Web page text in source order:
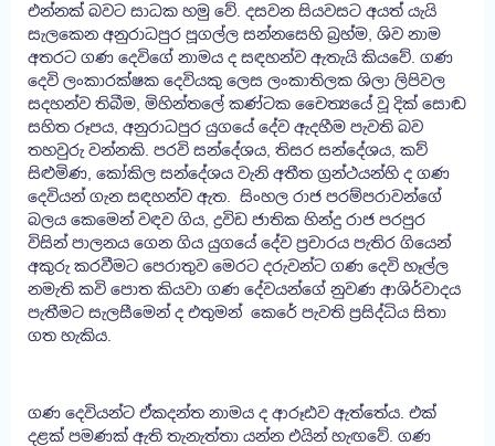
එන්නක් බවට සාධක හමු වේ. දසවන සියවසට අයත් යැයි
සැලකෙන අනුරාධපුර පූගල්ල සන්නසෙහි බ්‍රහ්ම, ශිව නාම
අතරට ගණ දෙවිගේ නාමය ද සඳහන්ව ඇතැයි කියවේ. ගණ
දෙවි ලංකාරක්ෂක දෙවියකු ලෙස ලංකාතිලක ශිලා ලිපිවල
සදහන්ව තිබීම, මිහින්තලේ කණ්ටක චෛත්‍යයේ වූ දික් සොඬ
සහිත රූපය, අනුරාධපුර යුගයේ දේව ඇදහීම පැවති බව
තහවුරු වන්නකි. පරවි සන්දේශය, තිසර සන්දේශය, කව්
සිළුමිණ, කෝකිල සන්දේශය වැනි අතීත ග්‍රන්ථයන්හි ද ගණ
දෙවියන් ගැන සඳහන්ව ඇත. සිංහල රාජ පරම්පරාවන්ගේ
බලය කෙමෙන් වඳව ගිය, ද්‍රවිඩ ජාතික හින්දු රාජ පරපුර
විසින් පාලනය ගෙන ගිය යුගයේ දේව ප්‍රචාරය පැතිර ගියෙන්
අකුරු කරවීමට පෙරාතුව මෙරට දරුවන්ට ගණ දෙවි හෑල්ල
නමැති කවි පොත කියවා ගණ දේවයන්ගේ නුවණ ආශිර්වාදය
පැතීමට සැලසීමෙන් ද එතුමන් කෙරේ පැවති ප්‍රසිද්ධිය සිතා
ගත හැකිය.
ගණ දෙවියන්ට ඒකදන්ත නාමය ද ආරූඪව ඇත්තේය. එක්
දළක් පමණක් ඇති තැනැත්තා යන්න එයින් හැඟවේ. ගණ